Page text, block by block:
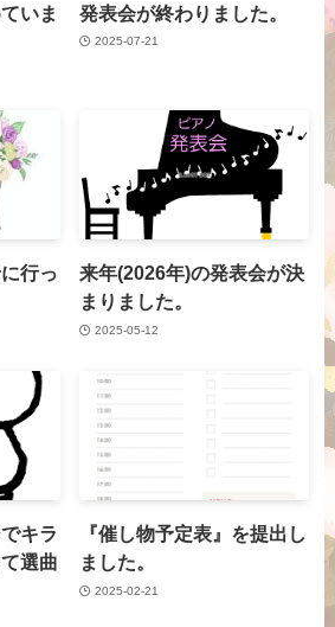
いま
発表会が終わりました。
2025-07-21
行っ
来年(2026年)の発表会が決
まりました。
2025-05-12
キラ
選曲
『催し物予定表』を提出し
ました。
2025-02-21